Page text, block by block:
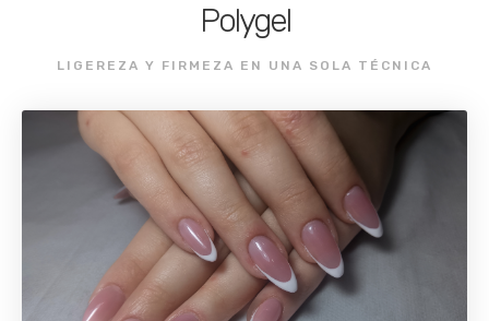
Polygel
LIGEREZA Y FIRMEZA EN UNA SOLA TÉCNICA